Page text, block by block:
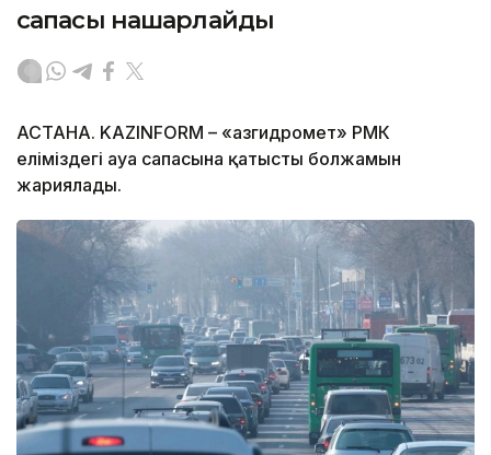
сапасы нашарлайды
АСТАНА. KAZINFORM – «Қазгидромет» РМК
еліміздегі ауа сапасына қатысты болжамын
жариялады.